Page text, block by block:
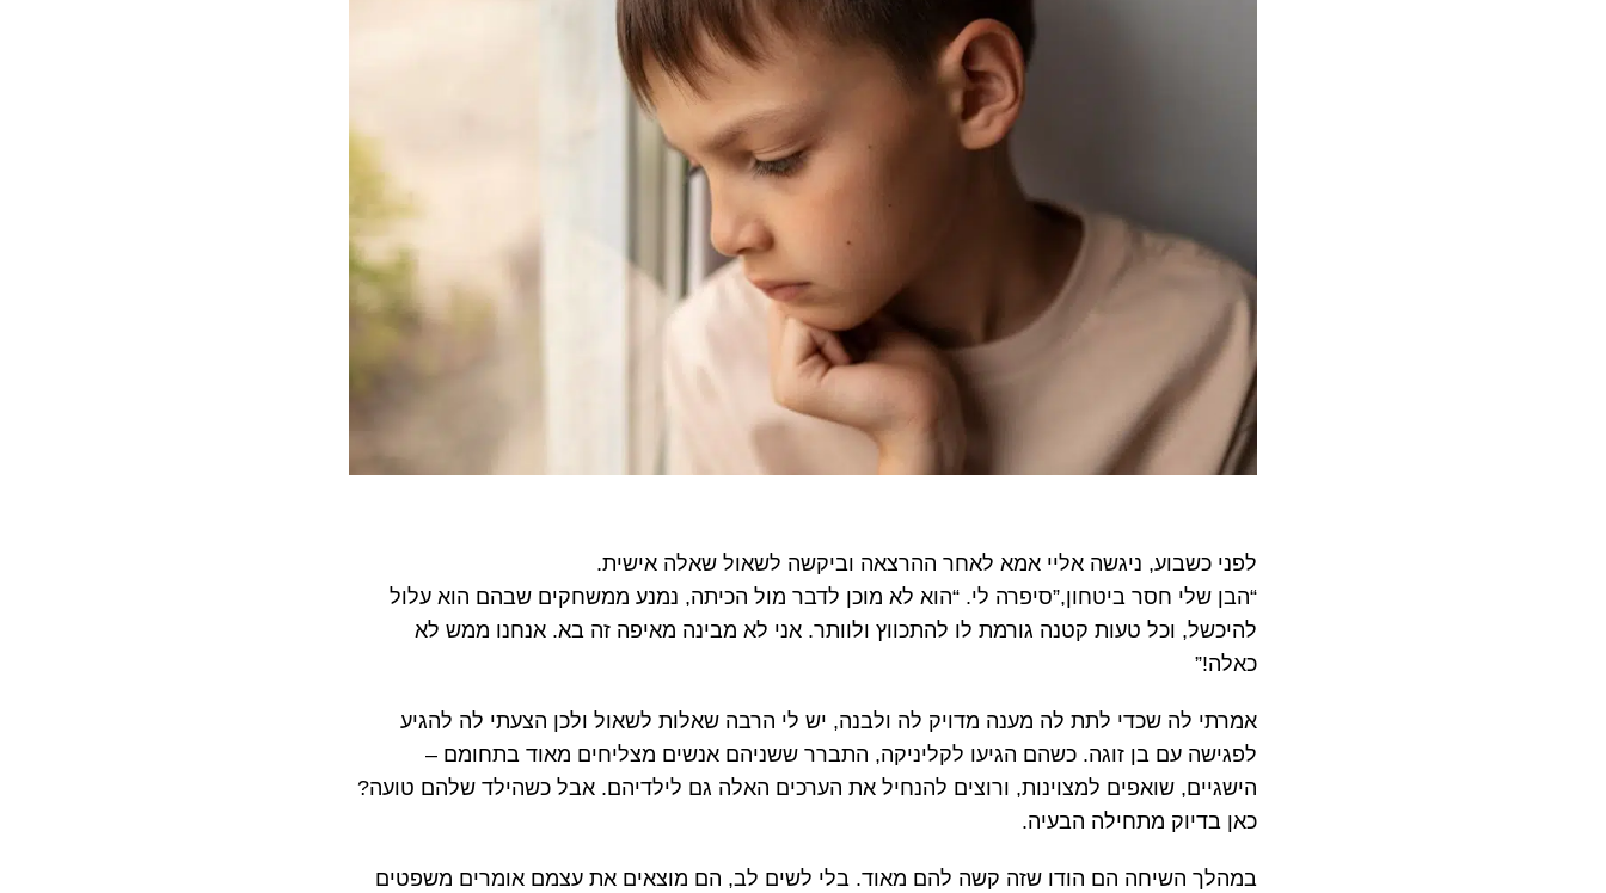
לפני כשבוע, ניגשה אליי אמא לאחר ההרצאה וביקשה לשאול שאלה אישית.
“הבן שלי חסר ביטחון,”סיפרה לי. “הוא לא מוכן לדבר מול הכיתה, נמנע ממשחקים שבהם הוא עלול
להיכשל, וכל טעות קטנה גורמת לו להתכווץ ולוותר. אני לא מבינה מאיפה זה בא. אנחנו ממש לא
כאלה!”
אמרתי לה שכדי לתת לה מענה מדויק לה ולבנה, יש לי הרבה שאלות לשאול ולכן הצעתי לה להגיע
לפגישה עם בן זוגה. כשהם הגיעו לקליניקה, התברר ששניהם אנשים מצליחים מאוד בתחומם –
הישגיים, שואפים למצוינות, ורוצים להנחיל את הערכים האלה גם לילדיהם. אבל כשהילד שלהם טועה?
כאן בדיוק מתחילה הבעיה.
במהלך השיחה הם הודו שזה קשה להם מאוד. בלי לשים לב, הם מוצאים את עצמם אומרים משפטים